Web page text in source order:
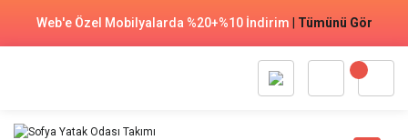
Web'e Özel Mobilyalarda %20+%10 İndirim Tümünü Gör